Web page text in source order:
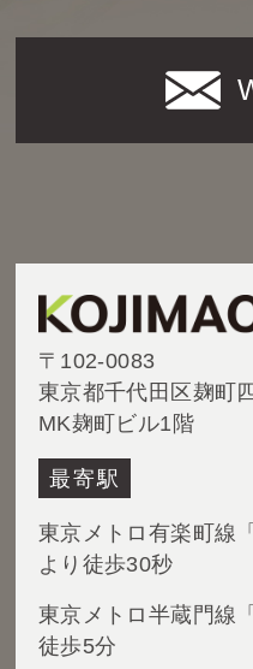
〒102-0083
東京都千代田区麹町
MK麹町ビル1階
最寄駅
東京メトロ有楽町線
より徒歩30秒
東京メトロ半蔵門線
徒歩5分